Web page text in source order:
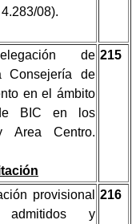
08).
de
Consejería de
en el ámbito
BIC en los
Area Centro.
215
provisional
admitidos y
216